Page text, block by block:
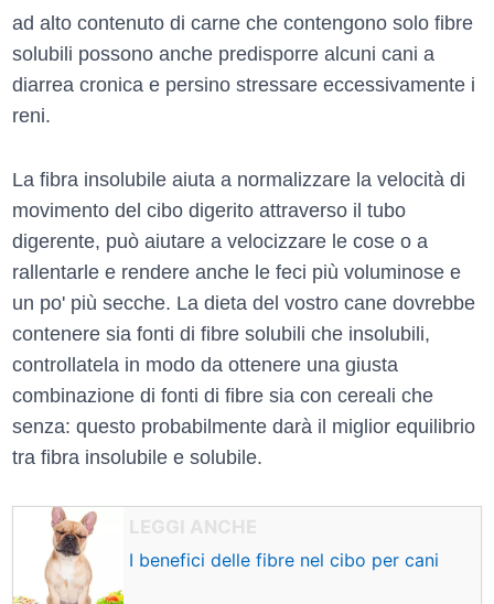
ad alto contenuto di carne che contengono solo fibre
solubili possono anche predisporre alcuni cani a
diarrea cronica e persino stressare eccessivamente i
reni.
La fibra insolubile aiuta a normalizzare la velocità di
movimento del cibo digerito attraverso il tubo
digerente, può aiutare a velocizzare le cose o a
rallentarle e rendere anche le feci più voluminose e
un po' più secche. La dieta del vostro cane dovrebbe
contenere sia fonti di fibre solubili che insolubili,
controllatela in modo da ottenere una giusta
combinazione di fonti di fibre sia con cereali che
senza: questo probabilmente darà il miglior equilibrio
tra fibra insolubile e solubile.
I benefici delle fibre nel cibo per cani